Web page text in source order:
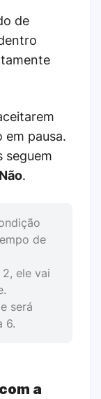
de
pausa.
seguem
Não.
de
ele vai
será
6.
a